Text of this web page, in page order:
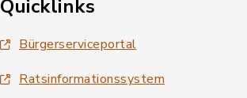
Quicklinks
Bürgerserviceportal
Ratsinformationssystem